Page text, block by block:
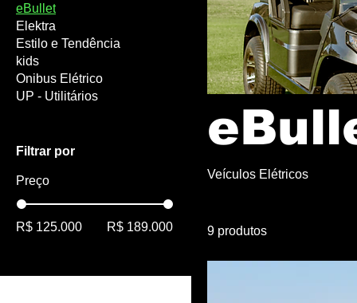
eBullet
Elektra
Estilo e Tendência
kids
Onibus Elétrico
UP - Utilitários
Filtrar por
Preço
R$ 125.000 R$ 189.000
Veículos Elétricos
9 produtos